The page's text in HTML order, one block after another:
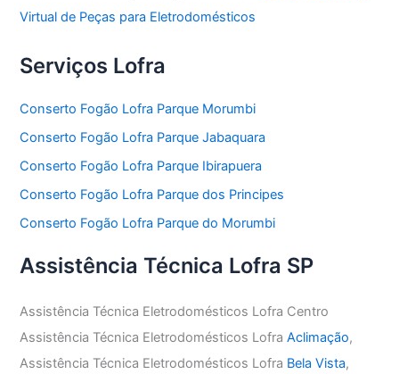
Virtual de Peças para Eletrodomésticos
Serviços Lofra
Conserto Fogão Lofra Parque Morumbi
Conserto Fogão Lofra Parque Jabaquara
Conserto Fogão Lofra Parque Ibirapuera
Conserto Fogão Lofra Parque dos Principes
Conserto Fogão Lofra Parque do Morumbi
Assistência Técnica Lofra SP
Assistência Técnica Eletrodomésticos Lofra Centro
Assistência Técnica Eletrodomésticos LofraAclimação,
Assistência Técnica Eletrodomésticos Lofra Bela Vista,